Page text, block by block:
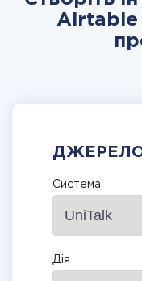
Airtable
Система
Дія